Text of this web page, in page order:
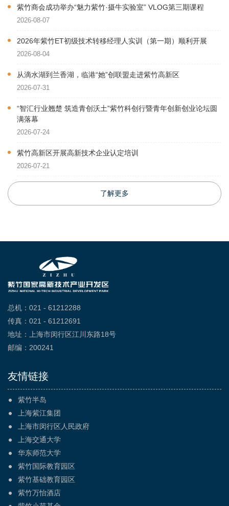
紫竹商会成功举办“魅力紫竹·摄牛实验室” VLOG第三期课程
2026-08-07
2026年紫竹ET初级技术转移经理人实训（第一期）顺利开展
2026-08-04
从滴水湖到兰香湖，临港“她”创联盟走进紫竹高新区
2026-07-31
“智汇行业翘楚 筑造青创沃土”紫竹科创行暨青年创新创业论坛圆
满落幕
2026-07-24
紫竹高新区开展高新技术企业认定培训
2026-07-21
了解更多
总机：021 - 61212288
传真：021 - 61212691
地址：上海市闵行区江川东路18号
邮编：200241
友情链接
紫竹半岛
上海紫江集团
上海市闵行区人民政府
上海交通大学
华东师范大学
紫竹国际教育园区
紫竹基础教育园区
紫竹万怡酒店